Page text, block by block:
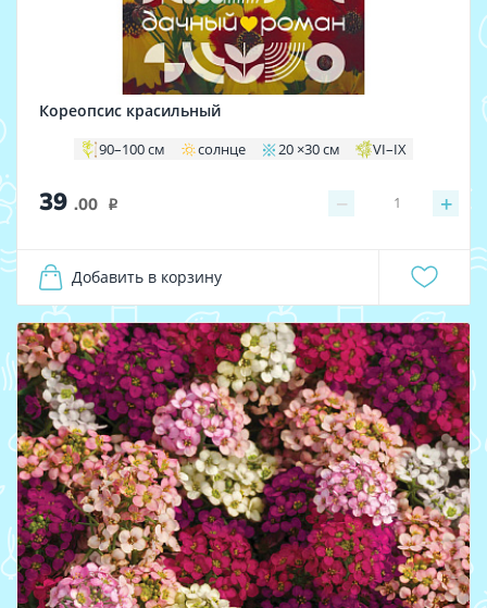
Кореопсис красильный
90–100 см солнце 20 ×30 см VI–IX
39 .00 i − +
1
Добавить в корзину